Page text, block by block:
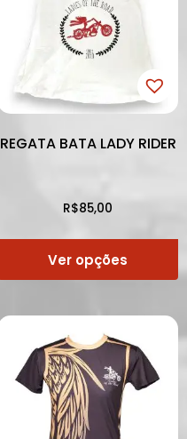
REGATA BATA LADY RIDER
R$85,00
Ver opções